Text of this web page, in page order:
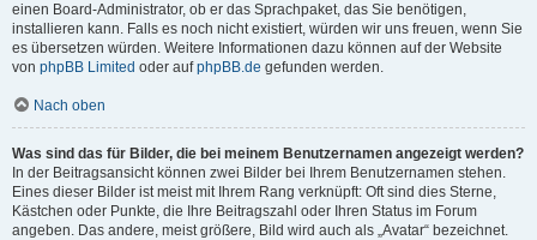
einen Board-Administrator, ob er das Sprachpaket, das Sie benötigen,
installieren kann. Falls es noch nicht existiert, würden wir uns freuen, wenn Sie
es übersetzen würden. Weitere Informationen dazu können auf der Website
von phpBB Limited oder aufphpBB.de gefunden werden.
Nach oben
Was sind das für Bilder, die bei meinem Benutzernamen angezeigt werden?
In der Beitragsansicht können zwei Bilder bei Ihrem Benutzernamen stehen.
Eines dieser Bilder ist meist mit Ihrem Rang verknüpft: Oft sind dies Sterne,
Kästchen oder Punkte, die Ihre Beitragszahl oder Ihren Status im Forum
angeben. Das andere, meist größere, Bild wird auch als „Avatar“ bezeichnet.